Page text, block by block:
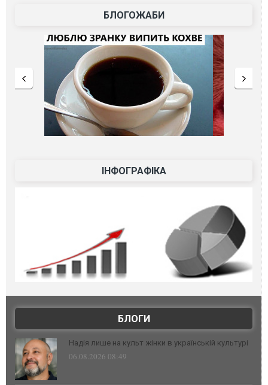
БЛОГОЖАБИ
ІНФОГРАФІКА
БЛОГИ
Надія лише на культ жінки в українській культурі
06.08.2026 08:49